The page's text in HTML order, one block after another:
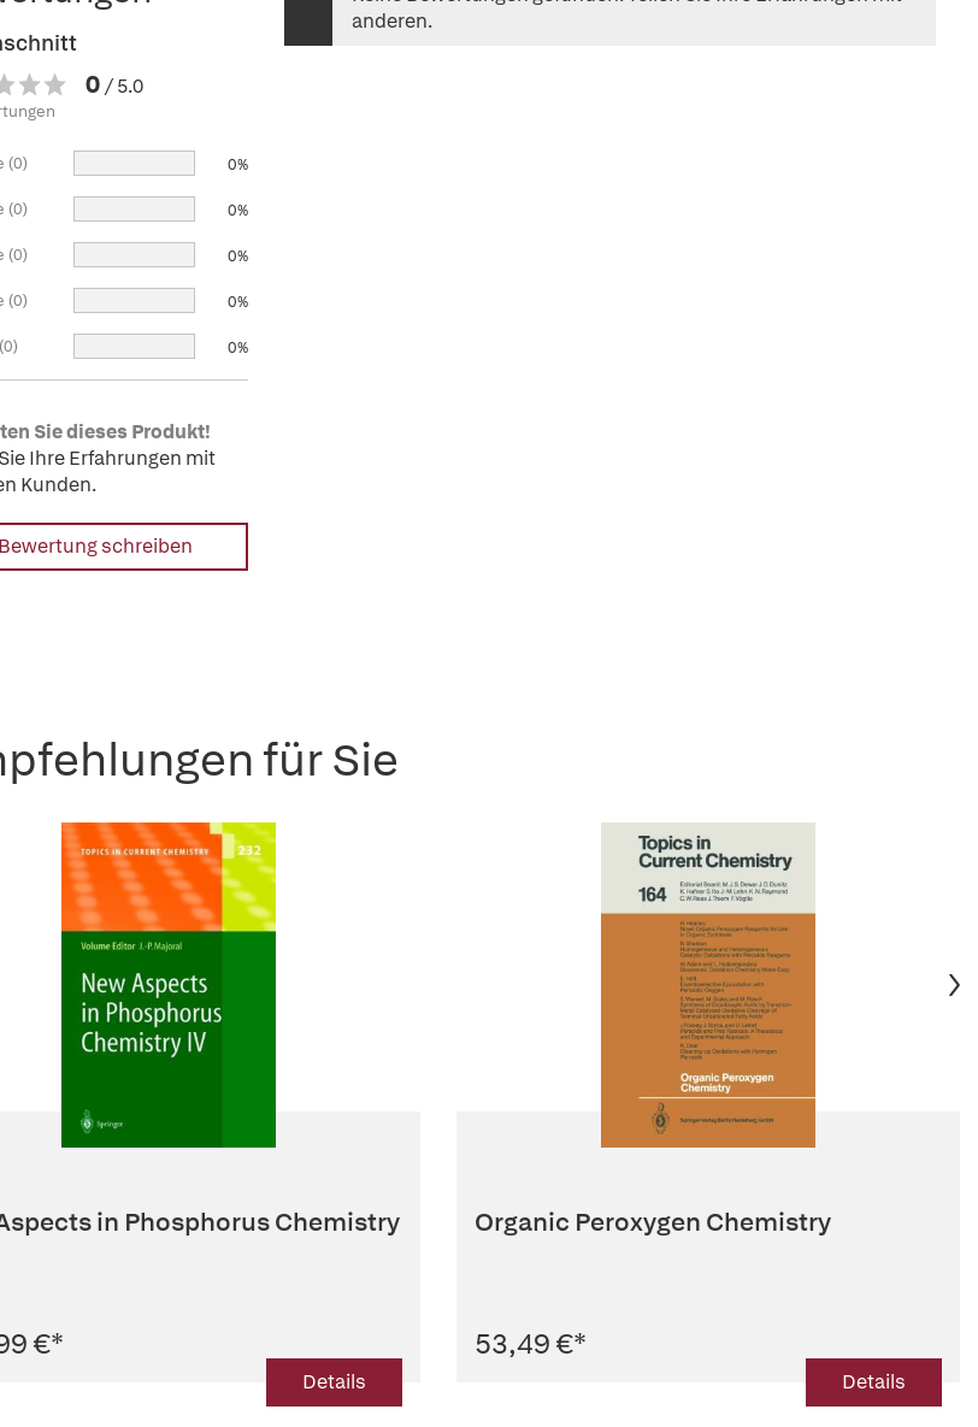
0 / 5.0
(0) 0%
(0) 0%
(0) 0%
(0) 0%
0%
Sie dieses Produkt!
Ihre Erfahrungen mit
Kunden.
Bewertung schreiben
anderen.
für Sie
in Phosphorus Chemistry
€*
Details
Organic Peroxygen Chemistry
53,49 €*
Details